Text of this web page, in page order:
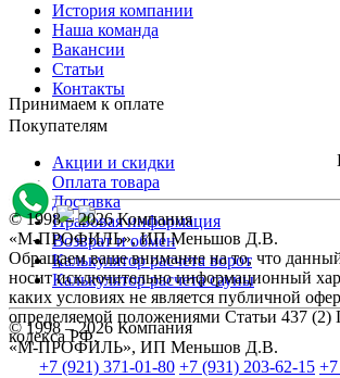
История компании
Наша команда
Вакансии
Статьи
Контакты
Покупателям
Акции и скидки
Оплата товара
Доставка
Правовая информация
Возврат и обмен
Калькулятор расчета ворот
Калькулятор расчета сауны
© 1998 – 2026 Компания
«М-ПРОФИЛЬ», ИП Меньшов Д.В.
+7 (921) 371-01-80 +7 (931) 203-62-15
Принимаем к оплате
© 1998 – 2026 Компания
«М-ПРОФИЛЬ», ИП Меньшов Д.В.
Обращаем ваше внимание на то, что
носит исключительно информационный
каких условиях не является публичной
определяемой положениями Статьи 437 (2)
кодекса РФ.